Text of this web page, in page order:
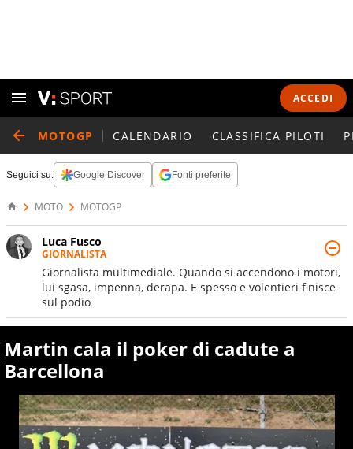
ACCEDI
MOTOGP CALENDARIO CLASSIFICA PILOTI
Seguici su: Google Discover Fonti preferite
MOTO MOTOGP
Luca Fusco
GIORNALISTA
Giornalista multimediale. Quando si accendono i motori,
lui sgasa, impenna, derapa. E spesso e volentieri finisce
sul podio
Martin cala il poker di cadute a
Barcellona